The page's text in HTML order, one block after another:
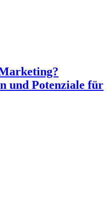
und Potenziale für